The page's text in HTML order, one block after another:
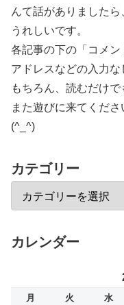
んて話がありました
うれしいです。
各記事の下の「コメ
アドレスなどの入力な
もちろん、読むだけで
また遊びに来てくださ
(^_^)
カテゴリー
カレンダー
月 火 水